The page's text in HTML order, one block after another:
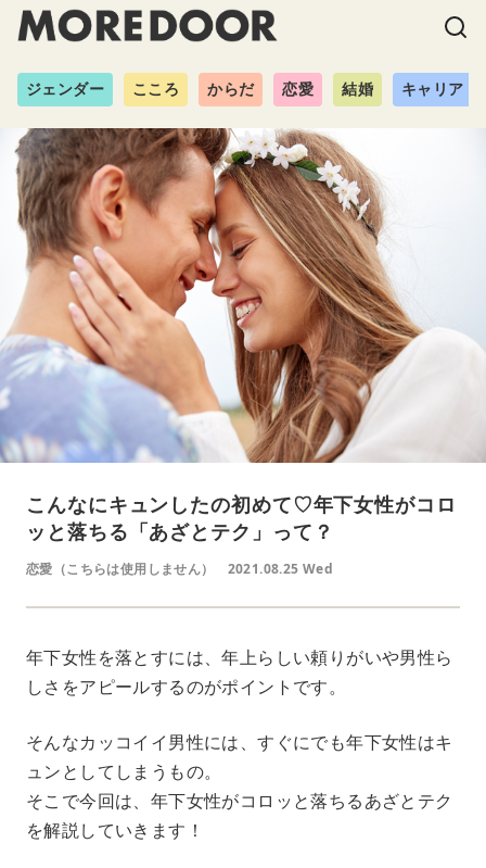
ジェンダー こころ からだ 恋愛 結婚 キャリア
こんなにキュンしたの初めて♡年下女性がコロ
ッと落ちる「あざとテク」って？
恋愛（こちらは使用しません） 2021.08.25 Wed
年下女性を落とすには、年上らしい頼りがいや男性ら
しさをアピールするのがポイントです。
そんなカッコイイ男性には、すぐにでも年下女性はキ
ュンとしてしまうもの。
そこで今回は、年下女性がコロッと落ちるあざとテク
を解説していきます！